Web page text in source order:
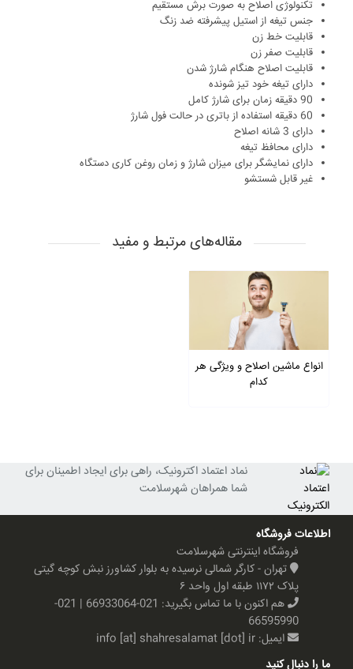
تکنولوژی اصلاح به صورت برش مستقیم
جنس تیغه از استیل پیشرفته ضد زنگ
قابلیت خط زن
قابلیت صفر زن
قابلیت اصلاح هنگام شارژ شدن
دارای تیغه خود تیز شونده
90 دقیقه زمان برای شارژ کامل
60 دقیقه استفاده از باتری در حالت فول شارژ
دارای 3 شانه اصلاح
دارای محافظ تیغه
دارای نمایشگر برای میزان شارژ و زمان روغن کاری دستگاه
غیر قابل شستشو
مقاله‌های مرتبط و مفید
انواع ماشین اصلاح و ویژگی هر
کدام
نماد اعتماد اکترونیک، راهی برای ایجاد اطمینان برای
شما همراهان شهرسلامت
اطلاعات فروشگاه
فروشگاه اینترنتی شهرسلامت
تهران - کارگر شمالی نرسیده به بلوار کشاورز نبش کوچه گیتی
پلاک ۱۱۷۲ طبقه اول واحد ۶
هم اکنون با ما تماس بگیرید:
021-66933064 | 021-
66595990
ایمیل: info [at] shahresalamat [dot] ir
ما را دنبال کنید